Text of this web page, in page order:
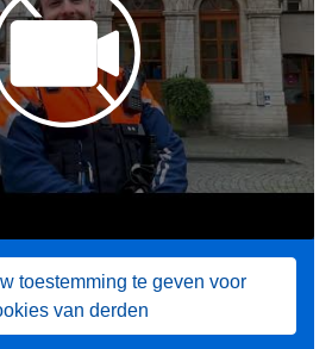
toestemming te geven voor
van derden